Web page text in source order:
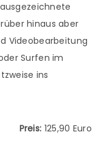
hinaus aber
Videobearbeitung
Surfen im
ins
Preis: 125,90 Euro